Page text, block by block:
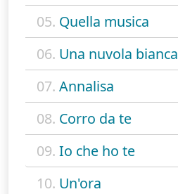
05. Quella musica
06. Una nuvola bianca
07. Annalisa
08. Corro da te
09. Io che ho te
10. Un'ora